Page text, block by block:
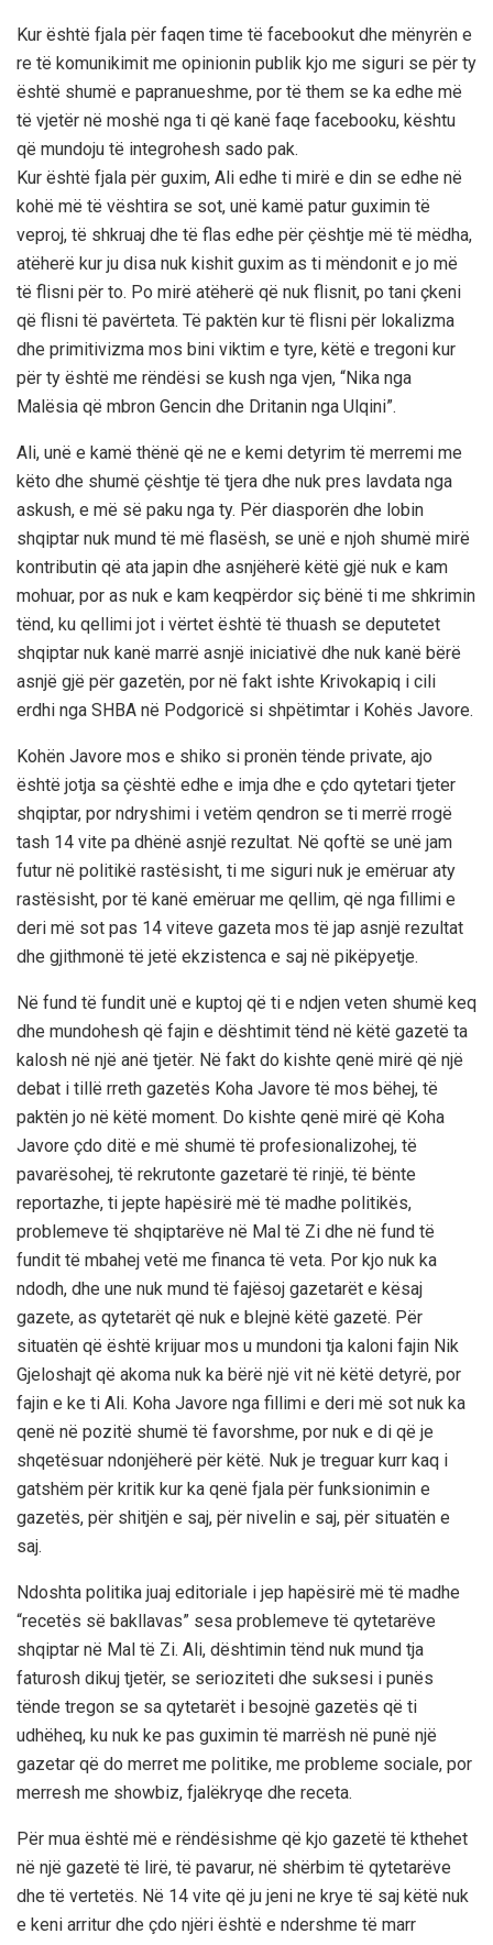
Kur është fjala për faqen time të facebookut dhe mënyrën e
re të komunikimit me opinionin publik kjo me siguri se për ty
është shumë e papranueshme, por të them se ka edhe më
të vjetër në moshë nga ti që kanë faqe facebooku, kështu
që mundoju të integrohesh sado pak.
Kur është fjala për guxim, Ali edhe ti mirë e din se edhe në
kohë më të vështira se sot, unë kamë patur guximin të
veproj, të shkruaj dhe të flas edhe për çështje më të mëdha,
atëherë kur ju disa nuk kishit guxim as ti mëndonit e jo më
të flisni për to. Po mirë atëherë që nuk flisnit, po tani çkeni
që flisni të pavërteta. Të paktën kur të flisni për lokalizma
dhe primitivizma mos bini viktim e tyre, këtë e tregoni kur
për ty është me rëndësi se kush nga vjen, “Nika nga
Malësia që mbron Gencin dhe Dritanin nga Ulqini”.
Ali, unë e kamë thënë që ne e kemi detyrim të merremi me
këto dhe shumë çështje të tjera dhe nuk pres lavdata nga
askush, e më së paku nga ty. Për diasporën dhe lobin
shqiptar nuk mund të më flasësh, se unë e njoh shumë mirë
kontributin që ata japin dhe asnjëherë këtë gjë nuk e kam
mohuar, por as nuk e kam keqpërdor siç bënë ti me shkrimin
tënd, ku qellimi jot i vërtet është të thuash se deputetet
shqiptar nuk kanë marrë asnjë iniciativë dhe nuk kanë bërë
asnjë gjë për gazetën, por në fakt ishte Krivokapiq i cili
erdhi nga SHBA në Podgoricë si shpëtimtar i Kohës Javore.
Kohën Javore mos e shiko si pronën tënde private, ajo
është jotja sa çështë edhe e imja dhe e çdo qytetari tjeter
shqiptar, por ndryshimi i vetëm qendron se ti merrë rrogë
tash 14 vite pa dhënë asnjë rezultat. Në qoftë se unë jam
futur në politikë rastësisht, ti me siguri nuk je emëruar aty
rastësisht, por të kanë emëruar me qellim, që nga fillimi e
deri më sot pas 14 viteve gazeta mos të jap asnjë rezultat
dhe gjithmonë të jetë ekzistenca e saj në pikëpyetje.
Në fund të fundit unë e kuptoj që ti e ndjen veten shumë keq
dhe mundohesh që fajin e dështimit tënd në këtë gazetë ta
kalosh në një anë tjetër. Në fakt do kishte qenë mirë që një
debat i tillë rreth gazetës Koha Javore të mos bëhej, të
paktën jo në këtë moment. Do kishte qenë mirë që Koha
Javore çdo ditë e më shumë të profesionalizohej, të
pavarësohej, të rekrutonte gazetarë të rinjë, të bënte
reportazhe, ti jepte hapësirë më të madhe politikës,
problemeve të shqiptarëve në Mal të Zi dhe në fund të
fundit të mbahej vetë me financa të veta. Por kjo nuk ka
ndodh, dhe une nuk mund të fajësoj gazetarët e kësaj
gazete, as qytetarët që nuk e blejnë këtë gazetë. Për
situatën që është krijuar mos u mundoni tja kaloni fajin Nik
Gjeloshajt që akoma nuk ka bërë një vit në këtë detyrë, por
fajin e ke ti Ali. Koha Javore nga fillimi e deri më sot nuk ka
qenë në pozitë shumë të favorshme, por nuk e di që je
shqetësuar ndonjëherë për këtë. Nuk je treguar kurr kaq i
gatshëm për kritik kur ka qenë fjala për funksionimin e
gazetës, për shitjën e saj, për nivelin e saj, për situatën e
saj.
Ndoshta politika juaj editoriale i jep hapësirë më të madhe
“recetës së bakllavas” sesa problemeve të qytetarëve
shqiptar në Mal të Zi. Ali, dështimin tënd nuk mund tja
faturosh dikuj tjetër, se serioziteti dhe suksesi i punës
tënde tregon se sa qytetarët i besojnë gazetës që ti
udhëheq, ku nuk ke pas guximin të marrësh në punë një
gazetar që do merret me politike, me probleme sociale, por
merresh me showbiz, fjalëkryqe dhe receta.
Për mua është më e rëndësishme që kjo gazetë të kthehet
në një gazetë të lirë, të pavarur, në shërbim të qytetarëve
dhe të vertetës. Në 14 vite që ju jeni ne krye të saj këtë nuk
e keni arritur dhe çdo njëri është e ndershme të marr